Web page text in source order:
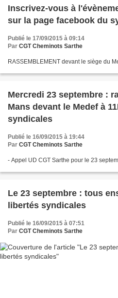
Inscrivez-vous à
sur la page facebook du
Publié le 17/09/2015 à 09:14
Par CGT Cheminots Sarthe
RASSEMBLEMENT devant le siège du
Mercredi 23 septembre :
Mans devant le Medef à
syndicales
Publié le 16/09/2015 à 19:44
Par CGT Cheminots Sarthe
- Appel UD CGT Sarthe pour le 23
Le 23 septembre : tous
libertés syndicales
Publié le 16/09/2015 à 07:51
Par CGT Cheminots Sarthe